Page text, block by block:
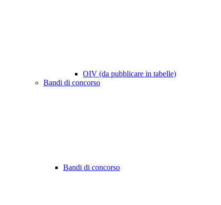
OIV (da pubblicare in tabelle)
Bandi di concorso
Bandi di concorso